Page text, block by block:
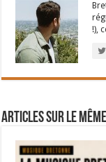
!),
Articles sur le